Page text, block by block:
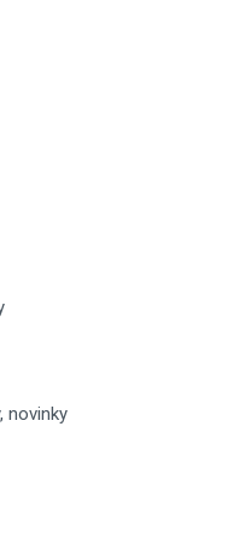
novinky